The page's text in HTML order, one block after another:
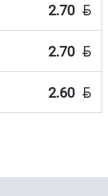
2.70 BYN
2.70 BYN
2.60 BYN